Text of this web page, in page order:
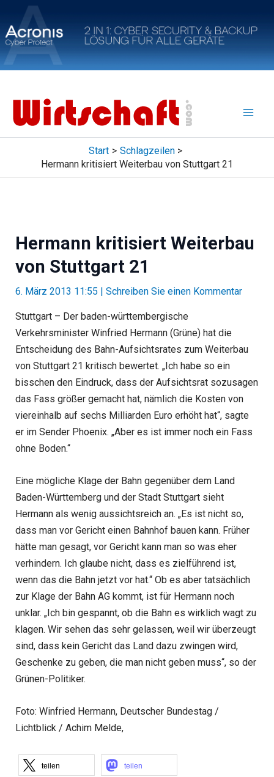
Inhalt
springen
Start
Schlagzeilen
Hermann kritisiert Weiterbau von Stuttgart 21
Hermann kritisiert Weiterbau
von Stuttgart 21
6. März 2013 11:55 Schreiben Sie einen Kommentar
Stuttgart – Der baden-württembergische
Verkehrsminister Winfried Hermann (Grüne) hat die
Entscheidung des Bahn-Aufsichtsrates zum Weiterbau
von Stuttgart 21 kritisch bewertet. „Ich habe so ein
bisschen den Eindruck, dass der Aufsichtsrat sozusagen
das Fass größer gemacht hat, nämlich die Kosten von
viereinhalb auf sechs Milliarden Euro erhöht hat“, sagte
er im Sender Phoenix. „Aber es ist immer noch ein Fass
ohne Boden.“
Eine mögliche Klage der Bahn gegenüber dem Land
Baden-Württemberg und der Stadt Stuttgart sieht
Hermann als wenig aussichtsreich an. „Es ist nicht so,
dass man vor Gericht einen Bahnhof bauen kann. Früher
hätte man gesagt, vor Gericht kann man so was eher
verhindern. Ich glaube nicht, dass es zielführend ist,
wenn das die Bahn jetzt vor hat.“ Ob es aber tatsächlich
zur Klage der Bahn AG kommt, ist für Hermann noch
unklar. „Ich bin gespannt, ob die Bahn es wirklich wagt zu
klagen. Wir sehen das sehr gelassen, weil wir überzeugt
sind, dass kein Gericht das Land dazu zwingen wird,
Geschenke zu geben, die man nicht geben muss“, so der
Grünen-Politiker.
Foto: Winfried Hermann, Deutscher Bundestag /
Lichtblick / Achim Melde,
teilen teilen